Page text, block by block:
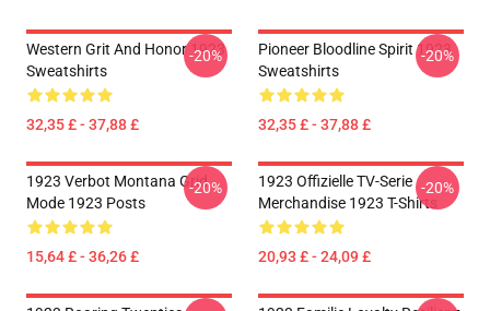
Western Grit And Honor 1923
Sweatshirts
32,35 £ - 37,88 £
-20%
Pioneer Bloodline Spirit 1923
Sweatshirts
32,35 £ - 37,88 £
-20%
1923 Verbot Montana Grid
Mode 1923 Posts
15,64 £ - 36,26 £
-20%
1923 Offizielle TV-Serie
Merchandise 1923 T-Shirts
20,93 £ - 24,09 £
-20%